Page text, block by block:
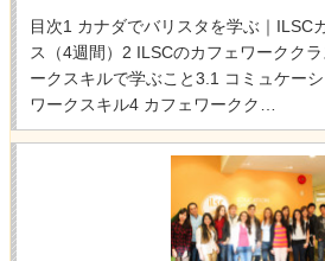
目次1 カナダでバリスタを学ぶ｜ILSC
ス（4週間）2 ILSCのカフェワークク
ークスキルで学ぶこと3.1 コミュケー
ワークスキル4 カフェワークク…